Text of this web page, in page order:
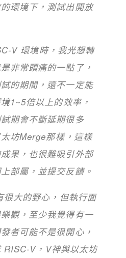
環境下，測試出開放
V 環境時，我光想轉
非常頭痛的一點了，
的期間，還不一定能
1~5倍以上的效率，
期會不斷延期很多
坊Merge那樣，這樣
果，也很難吸引外部
部屬，並提交反饋。
很大的野心，但執行面
觀，至少我覺得有一
者可能不是很開心，
RISC-V，V神與以太坊